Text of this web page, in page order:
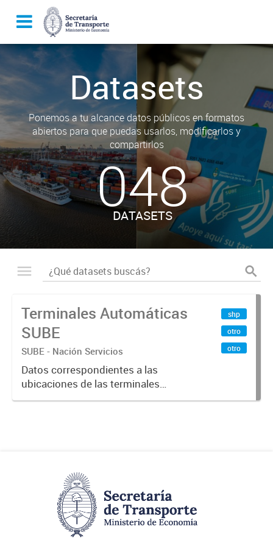
Datasets
Ponemos a tu alcance datos públicos en formatos
abiertos para que puedas usarlos, modificarlos y
compartirlos
048
DATASETS
Terminales Automáticas
SUBE
SUBE - Nación Servicios
Datos correspondientes a las
ubicaciones de las terminales
automáticas de auto servicio (TAS)
shp
otro
otro